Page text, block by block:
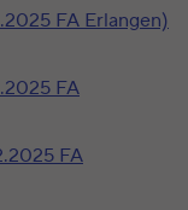
FA Erlangen)
FA
FA